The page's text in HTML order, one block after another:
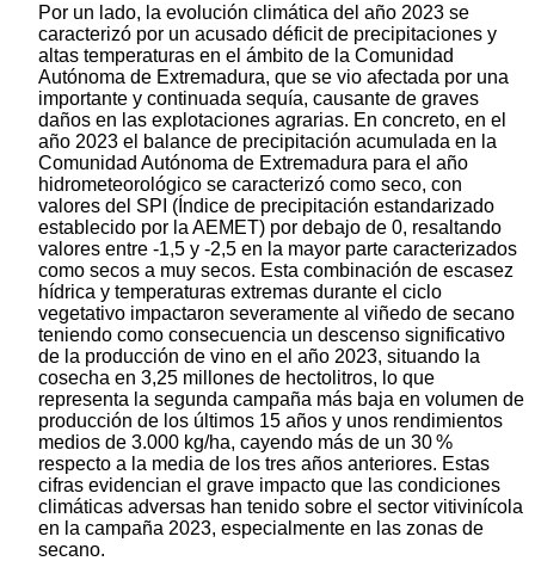
Por un lado, la evolución climática del año 2023 se
caracterizó por un acusado déficit de precipitaciones y
altas temperaturas en el ámbito de la Comunidad
Autónoma de Extremadura, que se vio afectada por una
importante y continuada sequía, causante de graves
daños en las explotaciones agrarias. En concreto, en el
año 2023 el balance de precipitación acumulada en la
Comunidad Autónoma de Extremadura para el año
hidrometeorológico se caracterizó como seco, con
valores del SPI (Índice de precipitación estandarizado
establecido por la AEMET) por debajo de 0, resaltando
valores entre -1,5 y -2,5 en la mayor parte caracterizados
como secos a muy secos. Esta combinación de escasez
hídrica y temperaturas extremas durante el ciclo
vegetativo impactaron severamente al viñedo de secano
teniendo como consecuencia un descenso significativo
de la producción de vino en el año 2023, situando la
cosecha en 3,25 millones de hectolitros, lo que
representa la segunda campaña más baja en volumen de
producción de los últimos 15 años y unos rendimientos
medios de 3.000 kg/ha, cayendo más de un 30 %
respecto a la media de los tres años anteriores. Estas
cifras evidencian el grave impacto que las condiciones
climáticas adversas han tenido sobre el sector vitivinícola
en la campaña 2023, especialmente en las zonas de
secano.